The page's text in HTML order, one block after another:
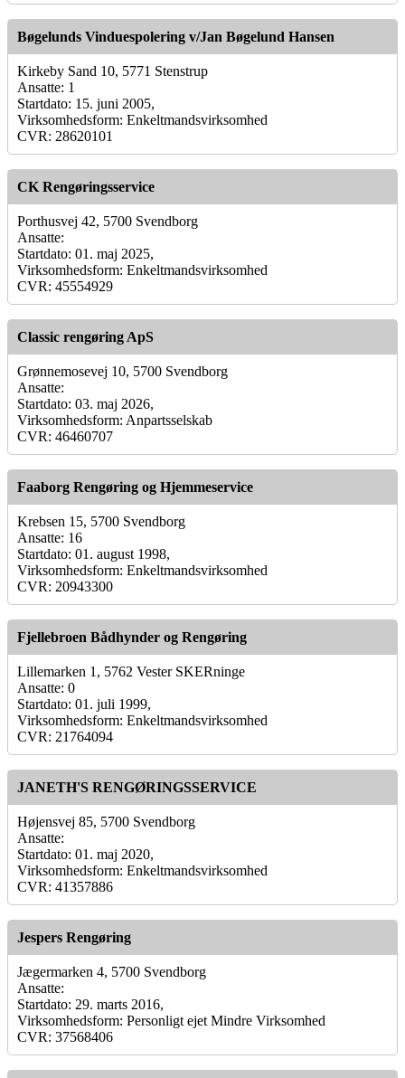
Bøgelunds Vinduespolering v/Jan Bøgelund Hansen
Kirkeby Sand 10, 5771 Stenstrup
Ansatte: 1
Startdato: 15. juni 2005,
Virksomhedsform: Enkeltmandsvirksomhed
CVR: 28620101
CK Rengøringsservice
Porthusvej 42, 5700 Svendborg
Ansatte:
Startdato: 01. maj 2025,
Virksomhedsform: Enkeltmandsvirksomhed
CVR: 45554929
Classic rengøring ApS
Grønnemosevej 10, 5700 Svendborg
Ansatte:
Startdato: 03. maj 2026,
Virksomhedsform: Anpartsselskab
CVR: 46460707
Faaborg Rengøring og Hjemmeservice
Krebsen 15, 5700 Svendborg
Ansatte: 16
Startdato: 01. august 1998,
Virksomhedsform: Enkeltmandsvirksomhed
CVR: 20943300
Fjellebroen Bådhynder og Rengøring
Lillemarken 1, 5762 Vester SKERninge
Ansatte: 0
Startdato: 01. juli 1999,
Virksomhedsform: Enkeltmandsvirksomhed
CVR: 21764094
JANETH'S RENGØRINGSSERVICE
Højensvej 85, 5700 Svendborg
Ansatte:
Startdato: 01. maj 2020,
Virksomhedsform: Enkeltmandsvirksomhed
CVR: 41357886
Jespers Rengøring
Jægermarken 4, 5700 Svendborg
Ansatte:
Startdato: 29. marts 2016,
Virksomhedsform: Personligt ejet Mindre Virksomhed
CVR: 37568406